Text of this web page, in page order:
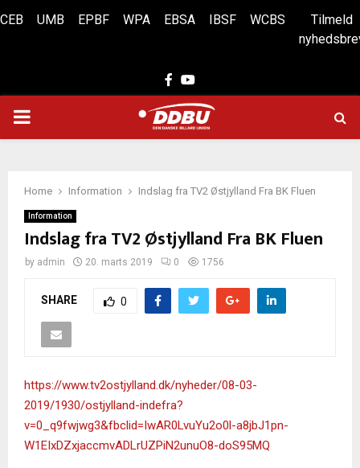
CEB UMB EPBF WPA EBSA IBSF WCBS
Tilmeld
Facebook
Youtube
PRIMARY
Home Information Indslag fra TV2 Østjylland Fra BK Fluen
Information
Indslag fra TV2 Østjylland Fra BK Fluen
by admin 20. marts 2019 0 1756
SHARE 0
https://www.tv2ostjylland.dk/nyheder/08-03-
2019/1930/ostjylland-indefra?
v=0_q9fwjwg3&fbclid=IwAR0LvuYu2o0l-a8jbJ1pn-
W1EIxDZxjaccmvADLrUZPiN2unuO8-doS95MQ